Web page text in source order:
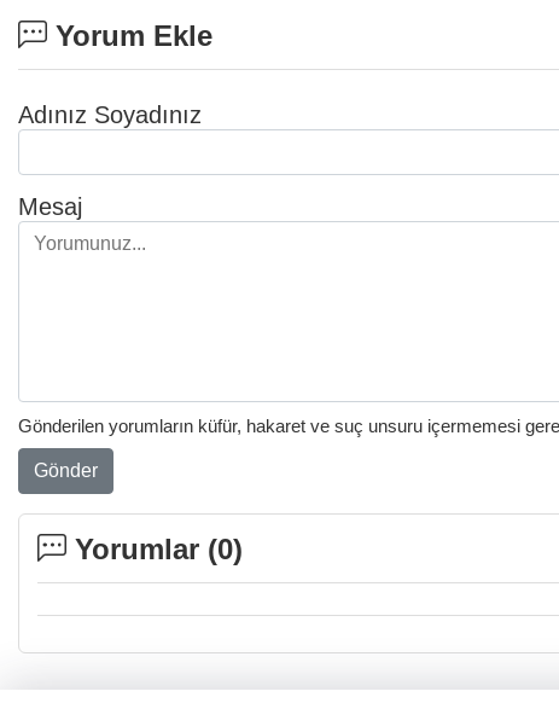
Yorum Ekle
Adınız Soyadınız
Mesaj
Gönderilen yorumların küfür, hakaret ve suç unsuru içermemesi
Gönder
Yorumlar (0)